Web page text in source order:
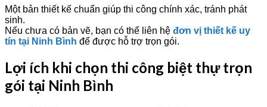
Một bản thiết kế chuẩn giúp thi công chính xác, tránh phát
sinh.
Nếu chưa có bản vẽ, bạn có thể liên hệ đơn vị thiết kế uy
tín tại Ninh Bình để được hỗ trợ trọn gói.
Lợi ích khi chọn thi công biệt thự trọn
gói tại Ninh Bình